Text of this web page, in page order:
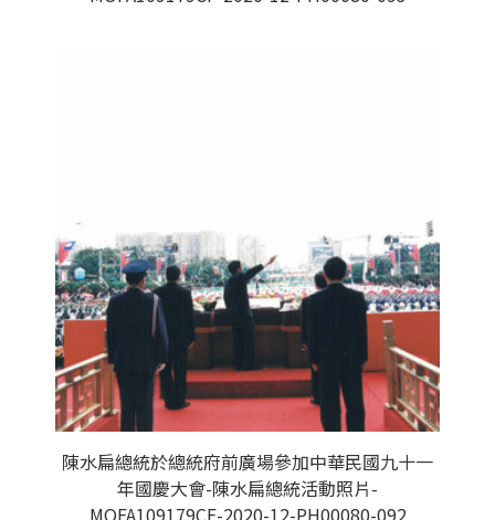
陳水扁總統於總統府前廣場參加中華民國九十一
年國慶大會-陳水扁總統活動照片-
MOFA109179CF-2020-12-PH00080-092